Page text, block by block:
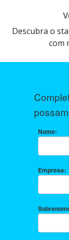
Descubra o
com
Nome:
Empresa: